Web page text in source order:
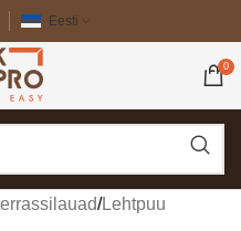
Eesti
0
/Lehtpuu